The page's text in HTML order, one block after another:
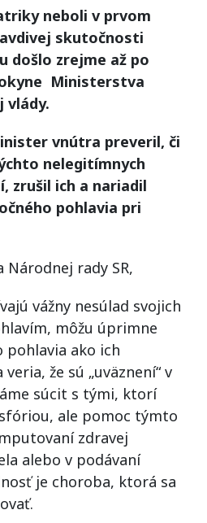
neboli v prvom
skutočnosti
došlo zrejme až po
Ministerstva
vlády.
vnútra preveril, či
nelegitímnych
zrušil ich a nariadil
pohlavia pri
Národnej rady SR,
vážny nesúlad svojich
môžu úprimne
pohlavia ako ich
že sú „uväznení“ v
súcit s tými, ktorí
ale pomoc týmto
zdravej
alebo v podávaní
je choroba, ktorá sa